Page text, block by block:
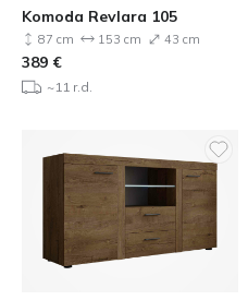
Komoda Revlara 105
87 cm 153 cm 43 cm
389 €
~11 r.d.